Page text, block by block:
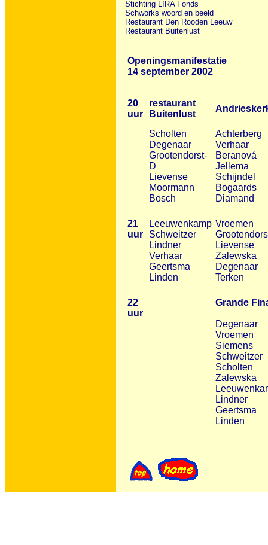
Stichting LIRA Fonds
Schworks woord en beeld
Restaurant Den Rooden Leeuw
Restaurant Buitenlust
Openingsmanifestatie
14 september 2002
20
uur
restaurant
Buitenlust
Scholten
Degenaar
Grootendorst-
D
Lievense
Moormann
Bosch
Achterberg
Verhaar
Beranová
Jellema
Schijndel
Bogaards
Diamand
21
uur
Leeuwenkamp
Schweitzer
Lindner
Verhaar
Geertsma
Linden
Vroemen
Lievense
Zalewska
Degenaar
Terken
22
uur
Grande
Degenaar
Vroemen
Siemens
Schweitzer
Scholten
Zalewska
Lindner
Geertsma
Linden